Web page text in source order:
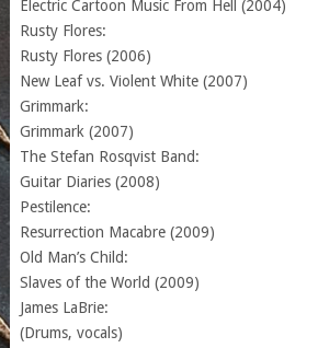
Electric Cartoon Music From Hell (2004)
Rusty Flores:
Rusty Flores (2006)
New Leaf vs. Violent White (2007)
Grimmark:
Grimmark (2007)
The Stefan Rosqvist Band:
Guitar Diaries (2008)
Pestilence:
Resurrection Macabre (2009)
Old Man’s Child:
Slaves of the World (2009)
James LaBrie:
(Drums, vocals)